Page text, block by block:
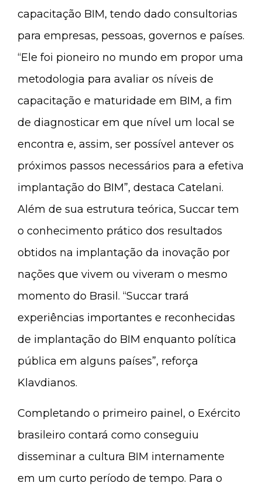
capacitação BIM, tendo dado consultorias
para empresas, pessoas, governos e países.
“Ele foi pioneiro no mundo em propor uma
metodologia para avaliar os níveis de
capacitação e maturidade em BIM, a fim
de diagnosticar em que nível um local se
encontra e, assim, ser possível antever os
próximos passos necessários para a efetiva
implantação do BIM”, destaca Catelani.
Além de sua estrutura teórica, Succar tem
o conhecimento prático dos resultados
obtidos na implantação da inovação por
nações que vivem ou viveram o mesmo
momento do Brasil. “Succar trará
experiências importantes e reconhecidas
de implantação do BIM enquanto política
pública em alguns países”, reforça
Klavdianos.
Completando o primeiro painel, o Exército
brasileiro contará como conseguiu
disseminar a cultura BIM internamente
em um curto período de tempo. Para o